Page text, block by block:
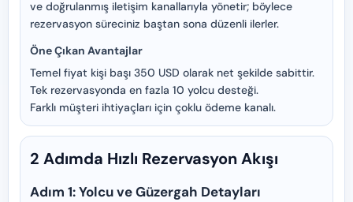
ve doğrulanmış iletişim kanallarıyla yönetir; böylece
rezervasyon süreciniz baştan sona düzenli ilerler.
Öne Çıkan Avantajlar
Temel fiyat kişi başı 350 USD olarak net şekilde sabittir.
Tek rezervasyonda en fazla 10 yolcu desteği.
Farklı müşteri ihtiyaçları için çoklu ödeme kanalı.
2 Adımda Hızlı Rezervasyon Akışı
Adım 1: Yolcu ve Güzergah Detayları